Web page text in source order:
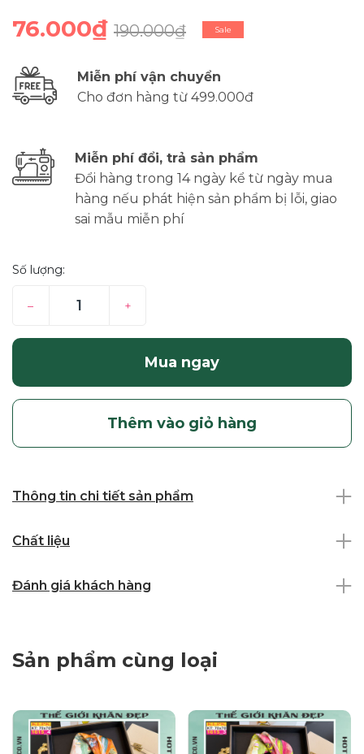
76.000₫ 190.000₫ Sale
Miễn phí vận chuyển
Cho đơn hàng từ 499.000đ
Miễn phí đổi, trả sản phẩm
Đổi hàng trong 14 ngày kể từ ngày mua
hàng nếu phát hiện sản phẩm bị lỗi, giao
sai mẫu miễn phí
Số lượng:
– +
Mua ngay
Thêm vào giỏ hàng
Thông tin chi tiết sản phẩm
Chất liệu
Đánh giá khách hàng
Sản phẩm cùng loại